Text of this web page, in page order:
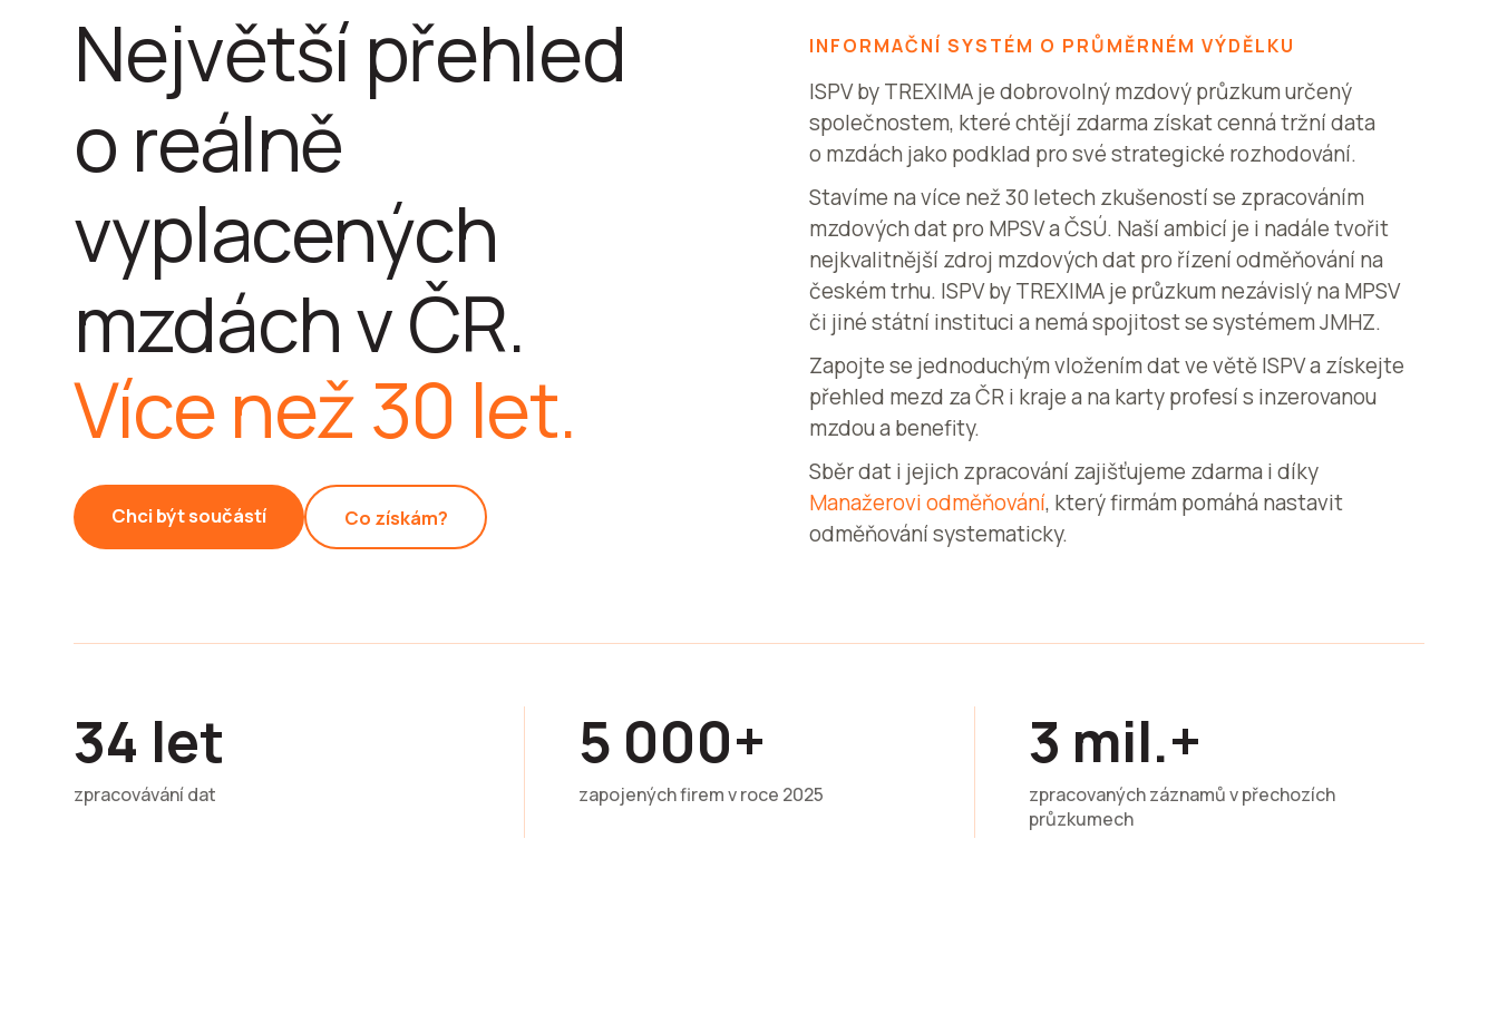
Největší přehled
o reálně
vyplacených
mzdách v ČR.
Více než 30 let.
Chci být součástí Co získám?
INFORMAČNÍ SYSTÉM O PRŮMĚRNÉM VÝDĚLKU
ISPV by TREXIMA je dobrovolný mzdový průzkum určený
společnostem, které chtějí zdarma získat cenná tržní data
o mzdách jako podklad pro své strategické rozhodování.
Stavíme na více než 30 letech zkušeností se zpracováním
mzdových dat pro MPSV a ČSÚ. Naší ambicí je i nadále tvořit
nejkvalitnější zdroj mzdových dat pro řízení odměňování na
českém trhu. ISPV by TREXIMA je průzkum nezávislý na MPSV
či jiné státní instituci a nemá spojitost se systémem JMHZ.
Zapojte se jednoduchým vložením dat ve větě ISPV a získejte
přehled mezd za ČR i kraje a na karty profesí s inzerovanou
mzdou a benefity.
Sběr dat i jejich zpracování zajišťujeme zdarma i díky
Manažerovi odměňování, který firmám pomáhá nastavit
odměňování systematicky.
34 let
zpracovávání dat
5 000+
zapojených firem v roce 2025
3 mil.+
zpracovaných záznamů v přechozích
průzkumech